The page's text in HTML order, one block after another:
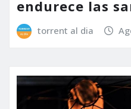
endurece las
torrent al dia